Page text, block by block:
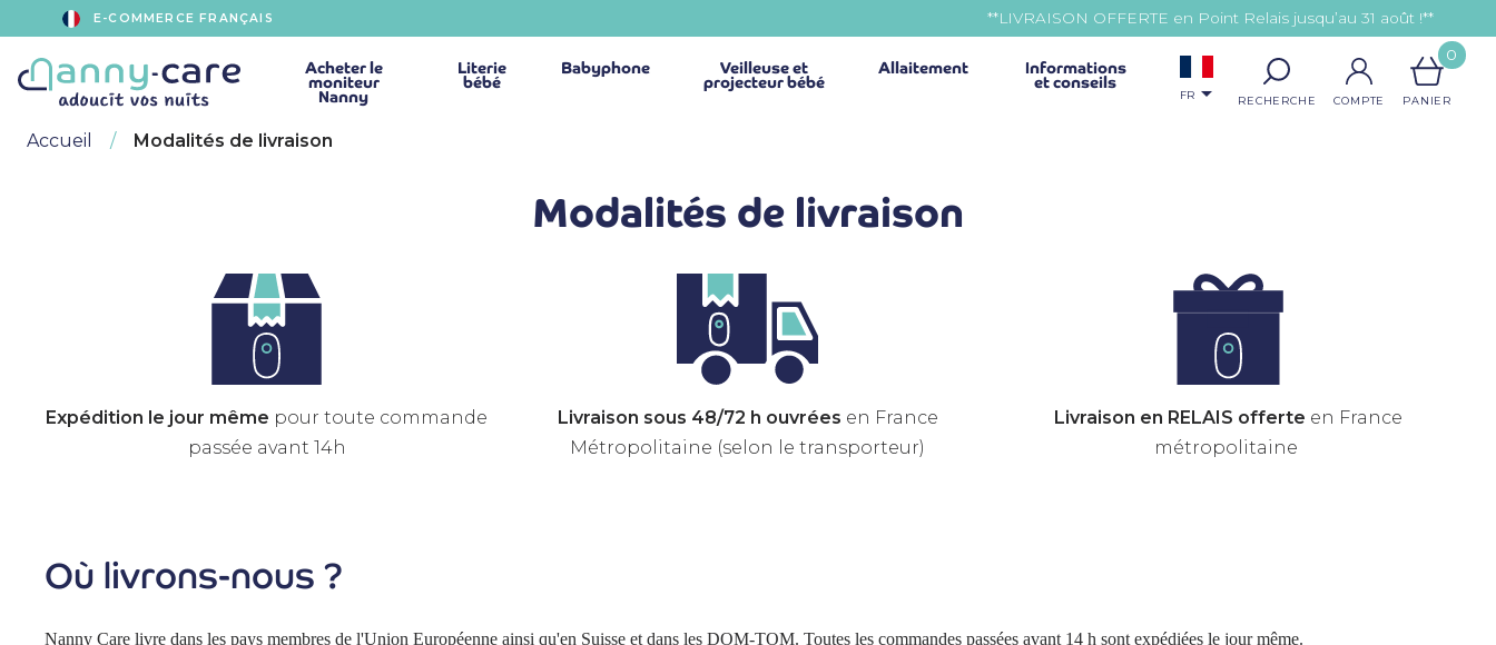
E-COMMERCE FRANÇAIS **LIVRAISON OFFERTE en Point Relais jusqu’au 31 août !**
Acheterle
moniteur
Nanny
Literie
bébé
Babyphone Veilleuse et
projecteur bébé
Allaitement Informations
et conseils
FR
0
Accueil Modalités de livraison
Modalités de livraison
Expédition le jour même pour toute commande
passée avant 14h
Livraison sous 48/72 h ouvrées en France
Métropolitaine (selon le transporteur)
Livraison en RELAIS offerte en France
métropolitaine
Où livrons-nous ?
Nanny Care livre dans les pays membres de l'Union Européenne ainsi qu'en Suisse et dans les DOM-TOM. Toutes les commandes passées avant 14 h sont expédiées le jour même.